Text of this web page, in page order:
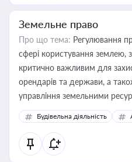
Земельне право
Про що тема: Регулювання
сфері користування землею,
критично важливим для
орендарів та держави, а
управління земельними
Будівельна діяльність